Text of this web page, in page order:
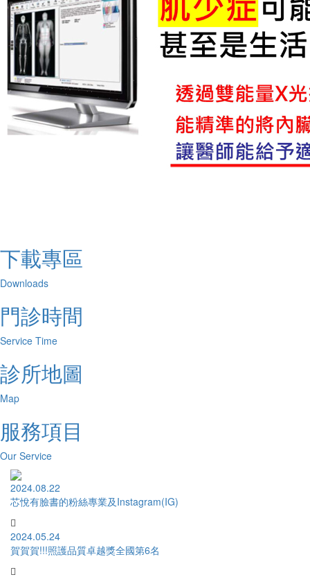
下載專區
Downloads
門診時間
Service Time
診所地圖
Map
服務項目
Our Service
2024.08.22
芯悅有臉書的粉絲專業及Instagram(IG)
2024.05.24
賀賀賀!!!照護品質卓越獎全國第6名